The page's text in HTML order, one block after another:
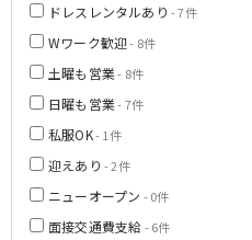
ドレスレンタルあり - 7件
Wワーク歓迎- 8件
土曜も営業- 8件
日曜も営業- 7件
私服OK- 1件
迎えあり - 2件
ニューオープン - 0件
面接交通費支給- 6件